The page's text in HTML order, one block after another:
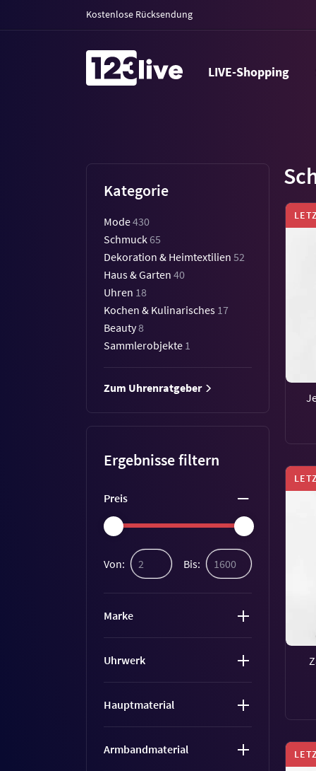
Kostenlose Rücksendung
LIVE-Shopping
Kategorie
Mode430
Schmuck65
Dekoration & Heimtextilien 52
Haus & Garten 40
Uhren 18
Kochen & Kulinarisches 17
Beauty8
Sammlerobjekte 1
Zum Uhrenratgeber
Ergebnisse filtern
Preis
Von: Bis:
Marke
Uhrwerk
Hauptmaterial
Armbandmaterial